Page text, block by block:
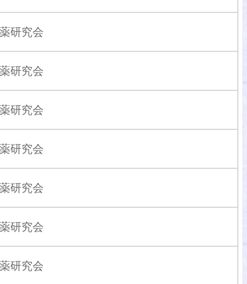
研究会
研究会
研究会
研究会
研究会
研究会
研究会